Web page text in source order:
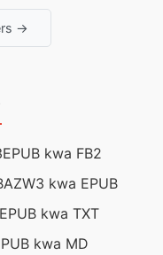
→
EPUB kwa FB2
AZW3 kwa EPUB
EPUB kwa TXT
kwa MD